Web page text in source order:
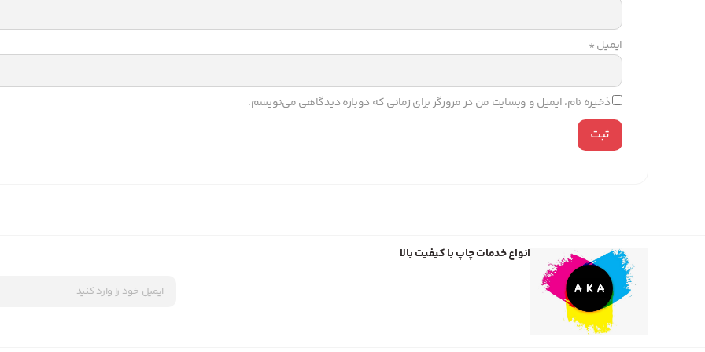
ایمیل*
ذخیره نام، ایمیل و وبسایت من در مرورگر برای زمانی که دوباره دیدگاهی می‌نویسم.
انواع خدمات چاپ با کیفیت بالا